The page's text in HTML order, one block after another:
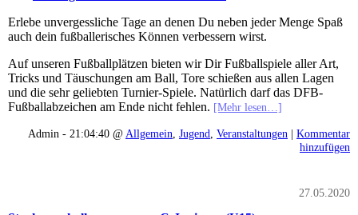
Erlebe unvergessliche Tage an denen Du neben jeder Menge Spaß
auch dein fußballerisches Können verbessern wirst.
Auf unseren Fußballplätzen bieten wir Dir Fußballspiele aller Art,
Tricks und Täuschungen am Ball, Tore schießen aus allen Lagen
und die sehr geliebten Turnier-Spiele. Natürlich darf das DFB-
Fußballabzeichen am Ende nicht fehlen. [Mehr lesen…]
Admin - 21:04:40 @ Allgemein Jugend Veranstaltungen | Kommentar
hinzufügen
27.05.2020